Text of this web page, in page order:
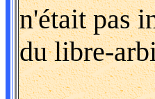
n'était pas
du libre-